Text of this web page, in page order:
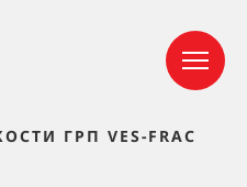
ГРП VES-FRAC